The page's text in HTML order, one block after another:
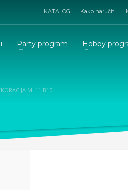
KATALOG Kako naručiti
Party program Hobby
ML11 B15